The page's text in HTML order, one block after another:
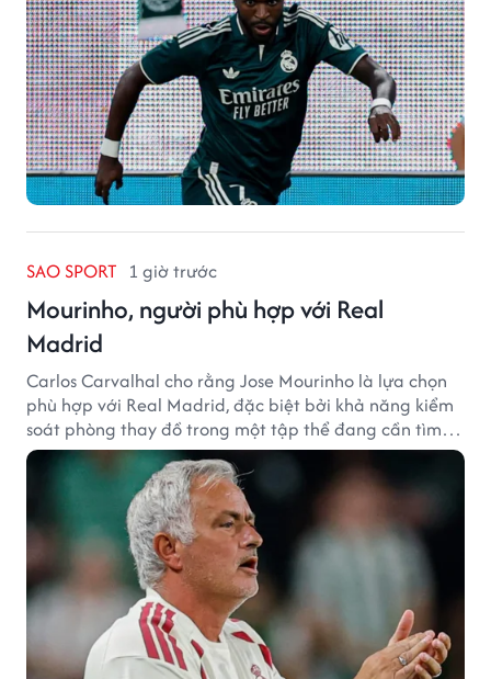
SAO SPORT 1 giờ trước
Mourinho, người phù hợp với Real
Madrid
Carlos Carvalhal cho rằng Jose Mourinho là lựa chọn
phù hợp với Real Madrid, đặc biệt bởi khả năng kiểm
soát phòng thay đồ trong một tập thể đang cần tìm
lại sự ổn định.